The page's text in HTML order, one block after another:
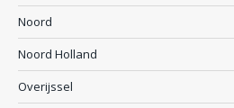
Noord
Noord Holland
Overijssel